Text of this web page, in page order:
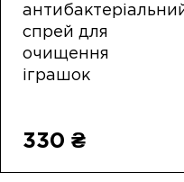
спрей для
очищення
іграшок
330 ₴